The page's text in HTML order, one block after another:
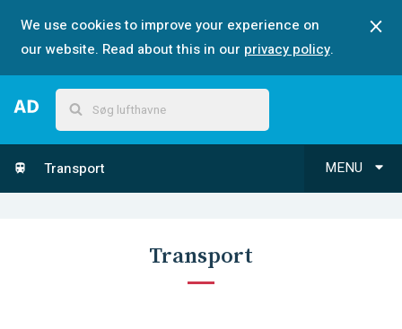
We use cookies to improve your experience on
our website. Read about this in our privacy policy.
MENU
Transport
Transport